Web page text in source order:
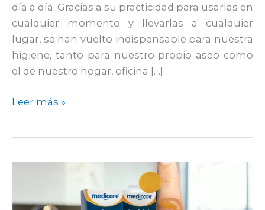
día a día. Gracias a su practicidad para usarlas en
cualquier momento y llevarlas a cualquier
lugar, se han vuelto indispensable para nuestra
higiene, tanto para nuestro propio aseo como
el de nuestro hogar, oficina […]
Leer más »
quemaduras